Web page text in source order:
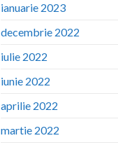
ianuarie 2023
decembrie 2022
iulie 2022
iunie 2022
aprilie 2022
martie 2022